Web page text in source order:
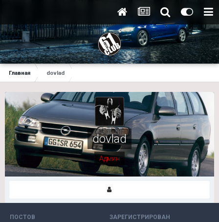
Главная dovlad
dovlad
Админ
ПОСТОВ ЗАРЕГИСТРИРОВАН